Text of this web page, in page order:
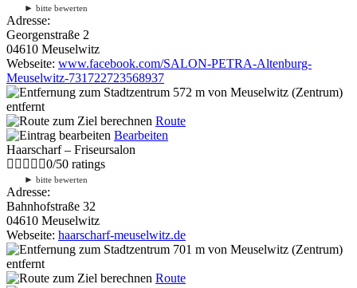
► bitte bewerten
Adresse:
Georgenstraße 2
04610 Meuselwitz
Webseite: www.facebook.com/SALON-PETRA-Altenburg-
Meuselwitz-731722723568937
572 m von Meuselwitz (Zentrum)
entfernt
Route
Bearbeiten
Haarscharf – Friseursalon
0/50 ratings
► bitte bewerten
Adresse:
Bahnhofstraße 32
04610 Meuselwitz
Webseite: haarscharf-meuselwitz.de
701 m von Meuselwitz (Zentrum)
entfernt
Route